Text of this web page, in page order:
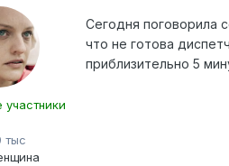
участники
тыс
Сегодня поговорила
что не готова
приблизительно 5